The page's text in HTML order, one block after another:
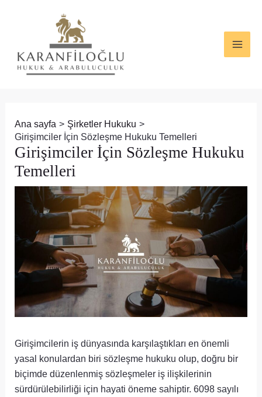
Ana sayfa
Şirketler Hukuku
Girişimciler İçin Sözleşme Hukuku Temelleri
Girişimciler İçin Sözleşme Hukuku
Temelleri
Girişimcilerin iş dünyasında karşılaştıkları en önemli
yasal konulardan biri sözleşme hukuku olup, doğru bir
biçimde düzenlenmiş sözleşmeler iş ilişkilerinin
sürdürülebilirliği için hayati öneme sahiptir. 6098 sayılı